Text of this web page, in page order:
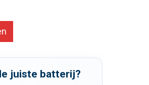
juiste batterij?